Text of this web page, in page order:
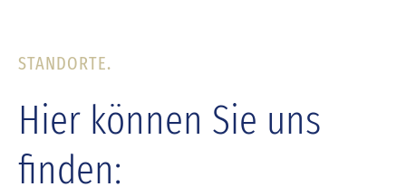
STANDORTE.
Hier können Sie uns
finden: